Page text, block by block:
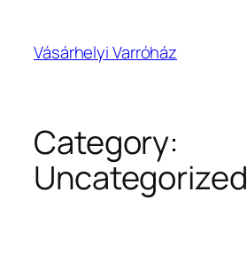
content
Vásárhelyi Varróház
Category:
Uncategorized